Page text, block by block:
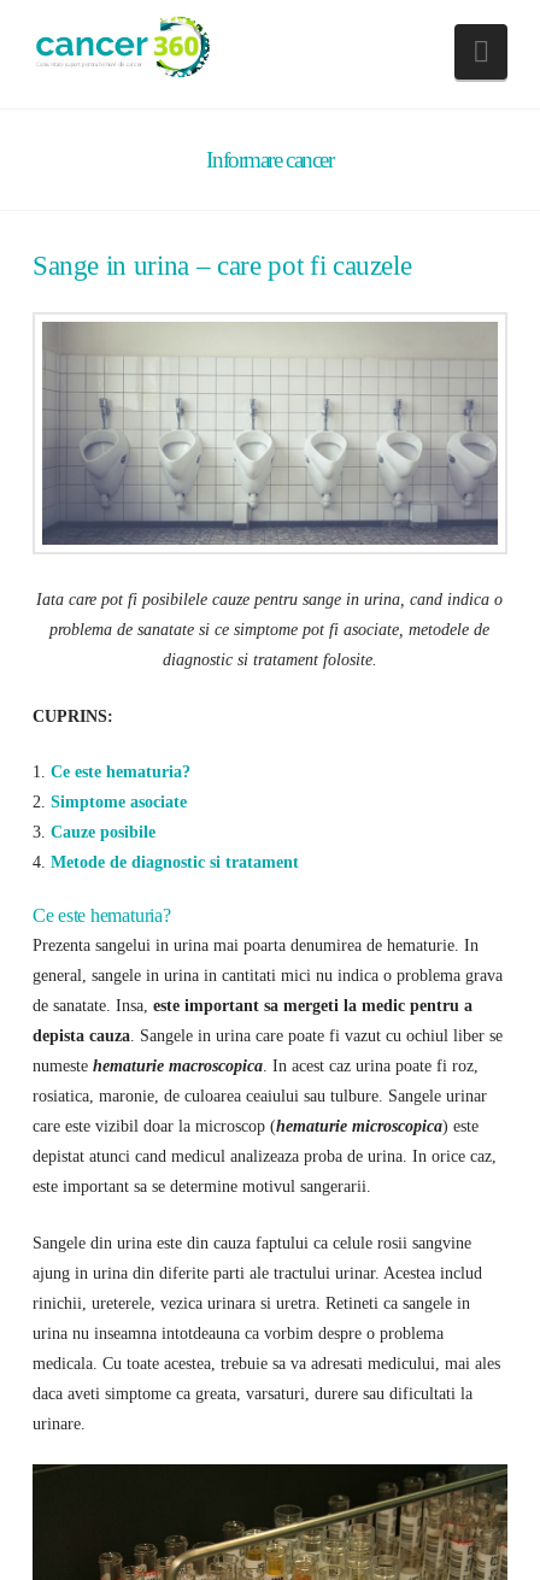
Informare cancer
Sange in urina – care pot fi cauzele
Iata care pot fi posibilele cauze pentru sange in urina, cand indica o
problema de sanatate si ce simptome pot fi asociate, metodele de
diagnostic si tratament folosite.
CUPRINS:
1. Ce este hematuria?
2. Simptome asociate
3. Cauze posibile
4. Metode de diagnostic si tratament
Ce este hematuria?
Prezenta sangelui in urina mai poarta denumirea de hematurie. In
general, sangele in urina in cantitati mici nu indica o problema grava
de sanatate. Insa, este important sa mergeti la medic pentru a
depista cauza. Sangele in urina care poate fi vazut cu ochiul liber se
numeste hematurie macroscopica. In acest caz urina poate fi roz,
rosiatica, maronie, de culoarea ceaiului sau tulbure. Sangele urinar
care este vizibil doar la microscop (hematurie microscopica) este
depistat atunci cand medicul analizeaza proba de urina. In orice caz,
este important sa se determine motivul sangerarii.
Sangele din urina este din cauza faptului ca celule rosii sangvine
ajung in urina din diferite parti ale tractului urinar. Acestea includ
rinichii, ureterele, vezica urinara si uretra. Retineti ca sangele in
urina nu inseamna intotdeauna ca vorbim despre o problema
medicala. Cu toate acestea, trebuie sa va adresati medicului, mai ales
daca aveti simptome ca greata, varsaturi, durere sau dificultati la
urinare.